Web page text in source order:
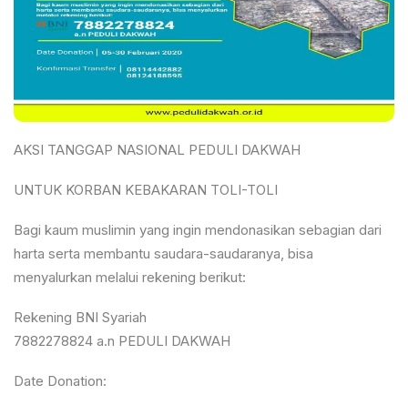
AKSI TANGGAP NASIONAL PEDULI DAKWAH
UNTUK KORBAN KEBAKARAN TOLI-TOLI
Bagi kaum muslimin yang ingin mendonasikan sebagian dari
harta serta membantu saudara-saudaranya, bisa
menyalurkan melalui rekening berikut:
Rekening BNI Syariah
7882278824 a.n PEDULI DAKWAH
Date Donation: